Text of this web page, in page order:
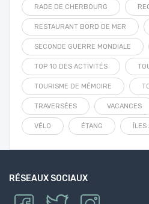
RADE DE CHERBOURG
RESTAURANT BORD DE MER
SECONDE GUERRE MONDIALE
TOP 10 DES ACTIVITÉS
TOURISME DE MÉMOIRE
TRAVERSÉES VACANCES
VÉLO ÉTANG ÎLES
RÉSEAUX SOCIAUX